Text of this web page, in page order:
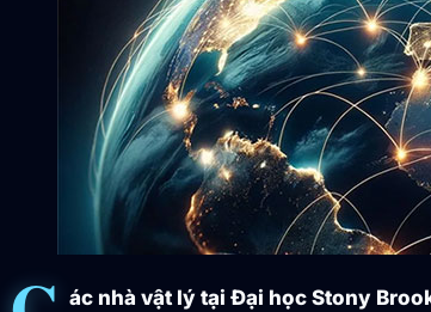
ác nhà vật lý tại Đại học Stony